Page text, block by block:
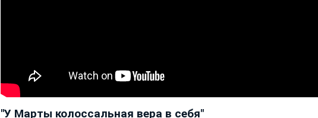
"У Марты колоссальная вера в себя"